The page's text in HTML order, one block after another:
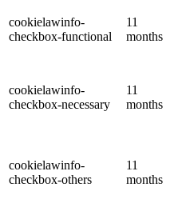
cookielawinfo-
checkbox-functional
11
months
cookielawinfo-
checkbox-necessary
11
months
cookielawinfo-
checkbox-others
11
months